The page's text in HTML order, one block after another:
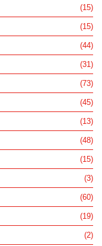
(15)
(15)
(44)
(31)
(73)
(45)
(13)
(48)
(15)
(3)
(60)
(19)
(2)